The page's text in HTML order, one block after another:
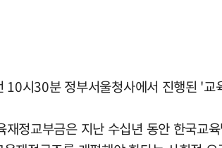
10시30분 정부서울청사에서 진행된 '
재정교부금은 지난 수십년 동안 한국교